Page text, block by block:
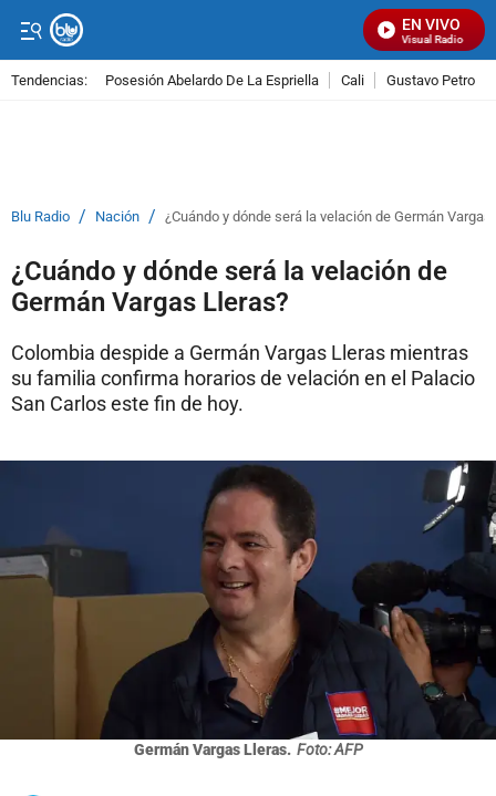
EN VIVO
Señal Visual Radio
Tendencias: Posesión Abelardo De La Espriella Cali Gustavo Petro
Blu Radio / Nación / ¿Cuándo y dónde será la velación de Germán Vargas
¿Cuándo y dónde será la velación de
Germán Vargas Lleras?
Colombia despide a Germán Vargas Lleras mientras
su familia confirma horarios de velación en el Palacio
San Carlos este fin de hoy.
Germán Vargas Lleras. Foto: AFP